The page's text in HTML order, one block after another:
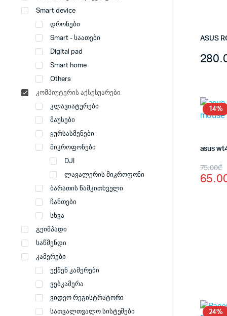
14%
asus
75.00₾
price
price
24%
Smart device
დრონები
Smart - საათები
Digital pad
Smart home
Others
კომპიუტერის აქსესუარები
კლავიატურები
მაუსები
ყურსასმენები
მიკროფონები
DJI
ლავალერის მიკროფონი
ბარათის წამკითხველი
ჩანთები
სხვა
გეიმპადი
საწმენდი
კამერები
ექშენ კამერები
ვებკამერა
ვიდეო რეგისტრატორი
სათვალთვალო სისტემები